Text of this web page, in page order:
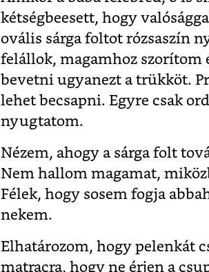
kétségbeesett, hogy
ovális sárga foltot rózsaszín
felállok, magamhoz szorítom
bevetni ugyanezt a trükköt.
lehet becsapni. Egyre csak
nyugtatom.
Nézem, ahogy a sárga folt
Nem hallom magamat,
Félek, hogy sosem fogja
nekem.
Elhatározom, hogy pelenkát
matracra, hogy ne érjen a